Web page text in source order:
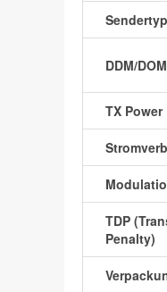
Sendertyp
DDM/DOM
TX Power
TDP
Penalty)